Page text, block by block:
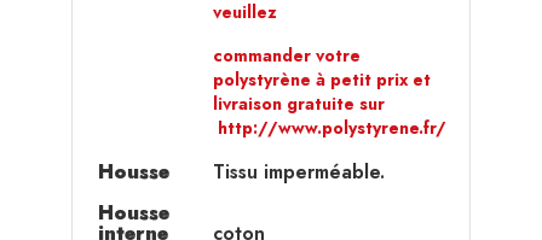
veuillez
commander votre
polystyrène à petit prix et
livraison gratuite sur
http://www.polystyrene.fr/
Housse
Tissu imperméable.
Housse
interne coton